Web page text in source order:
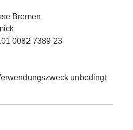
Bremen
0082 7389 23
unbedingt